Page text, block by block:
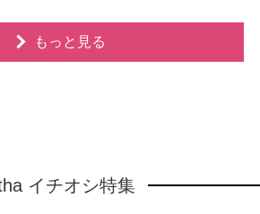
もっと見る
イチオシ特集